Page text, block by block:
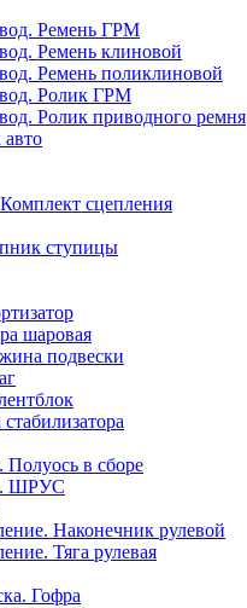
Ремень ГРМ
Ремень клиновой
Ремень поликлиновой
Ролик ГРМ
Ролик приводного ремня
сцепления
ступицы
шаровая
подвески
Полуось в сборе
ШРУС
Наконечник рулевой
Тяга рулевая
Гофра